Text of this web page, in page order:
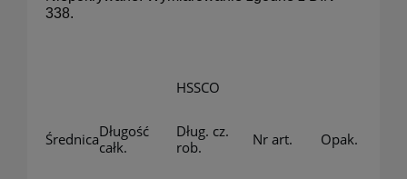
338.
HSSCO
ŚrednicaDługość
całk.
Dług. cz.
rob.
Nr art. Opak.